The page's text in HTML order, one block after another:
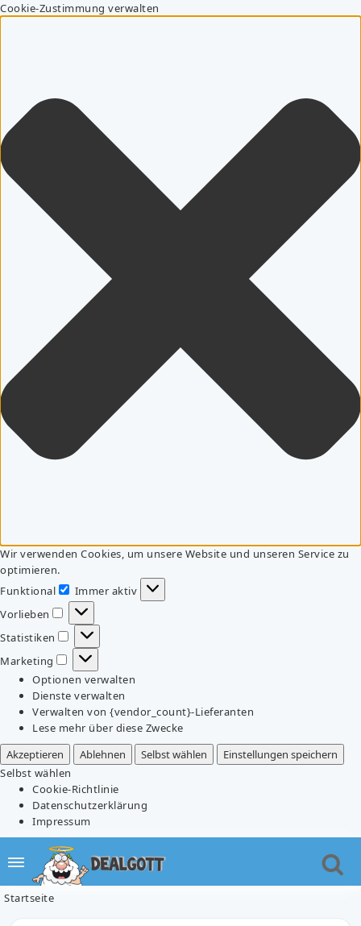
Cookie-Zustimmung verwalten
Wir verwenden Cookies, um unsere Website und unseren Service zu
optimieren.
Funktional
Funktional
Immer aktiv
Vorlieben
Vorlieben
Statistiken
Statistiken
Marketing
Marketing
Optionen verwalten
Dienste verwalten
Verwalten von {vendor_count}-Lieferanten
Lese mehr über diese Zwecke
Akzeptieren
Ablehnen Selbst wählen
Einstellungen speichern
Selbst wählen
Cookie-Richtlinie
Datenschutzerklärung
Impressum
Startseite